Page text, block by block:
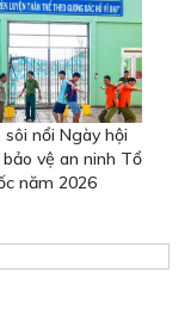
sôi nổi Ngày hội
vệ an ninh Tổ
năm 2026